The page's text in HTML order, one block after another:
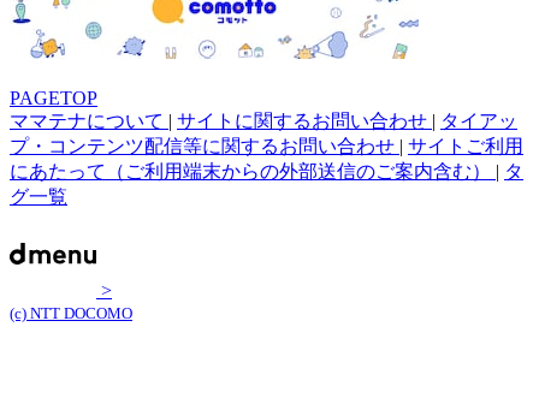
PAGETOP
ママテナについて | サイトに関するお問い合わせ | タイアッ
プ・コンテンツ配信等に関するお問い合わせ | サイトご利用
にあたって（ご利用端末からの外部送信のご案内含む） | タ
グ一覧
>
(c) NTT DOCOMO